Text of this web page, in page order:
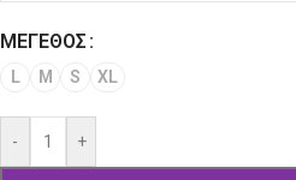
ΜΈΓΕΘΟΣ
L M S XL
- +